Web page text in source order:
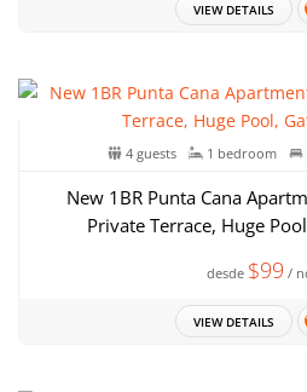
VIEW DETAILS
4 guests 1 bedroom
New 1BR Punta Cana
Private Terrace, Huge
desde $99 /
VIEW DETAILS